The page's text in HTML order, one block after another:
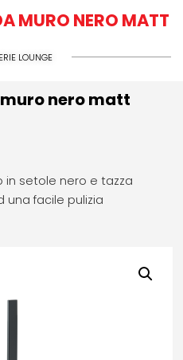
MURO NERO MATT
LOUNGE
nero matt
in setole nero e tazza
una facile pulizia